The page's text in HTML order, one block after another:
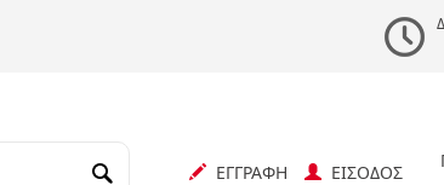
ΕΓΓΡΑΦΗ ΕΙΣΟΔΟΣ